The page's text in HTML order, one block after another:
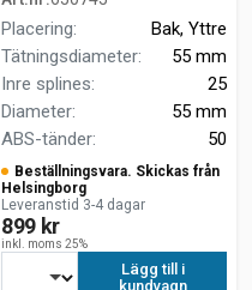
Placering:
Bak, Yttre
Tätningsdiameter:
55 mm
Inre splines:
25
Diameter:
55 mm
ABS-tänder: 50
Beställningsvara. Skickas från
Helsingborg
Leveranstid 3-4 dagar
899 kr
inkl. moms 25%
Lägg till i
kundvagn